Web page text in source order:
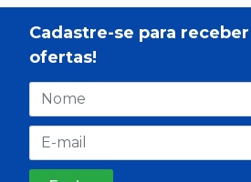
Cadastre-se para
ofertas!